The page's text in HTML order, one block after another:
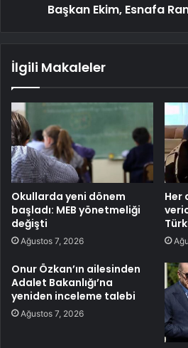
Başkan Ekim, Esnafa
İlgili Makaleler
Okullarda yeni dönem
başladı: MEB yönetmeliği
değişti
Ağustos 7, 2026
Her
Onur Özkan’ın ailesinden
Adalet Bakanlığı’na
yeniden inceleme talebi
Ağustos 7, 2026